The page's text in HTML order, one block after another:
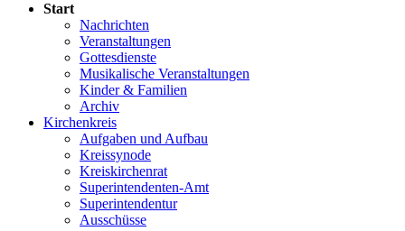
Start
Nachrichten
Veranstaltungen
Gottesdienste
Musikalische Veranstaltungen
Kinder & Familien
Archiv
Kirchenkreis
Aufgaben und Aufbau
Kreissynode
Kreiskirchenrat
Superintendenten-Amt
Superintendentur
Ausschüsse